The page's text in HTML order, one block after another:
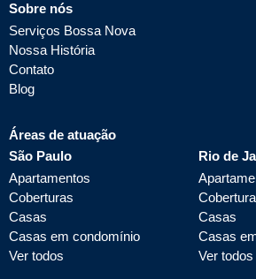
Sobre nós
Serviços Bossa Nova
Nossa História
Contato
Blog
Áreas de atuação
São Paulo
Apartamentos
Coberturas
Casas
Casas em condomínio
Ver todos
Rio de
Casas
Casas
Ver todos